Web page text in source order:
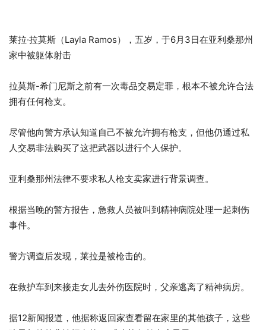
莱拉·拉莫斯（Layla Ramos），五岁，于6月3日在亚利桑那州
家中被躯体射击
拉莫斯-希门尼斯之前有一次毒品交易定罪，根本不被允许合法
拥有任何枪支。
尽管他向警方承认知道自己不被允许拥有枪支，但他仍通过私
人交易非法购买了这把武器以进行个人保护。
亚利桑那州法律不要求私人枪支卖家进行背景调查。
根据当晚的警方报告，急救人员被叫到精神病院处理一起刺伤
事件。
警方调查后发现，莱拉是被枪击的。
在救护车到来接走女儿去外伤医院时，父亲逃离了精神病房。
据12新闻报道，他据称返回家查看留在家里的其他孩子，这些